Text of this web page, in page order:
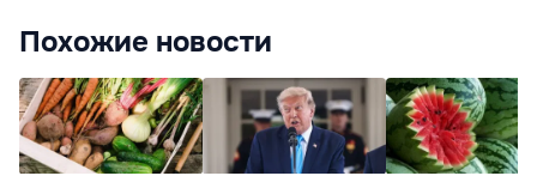
Похожие новости